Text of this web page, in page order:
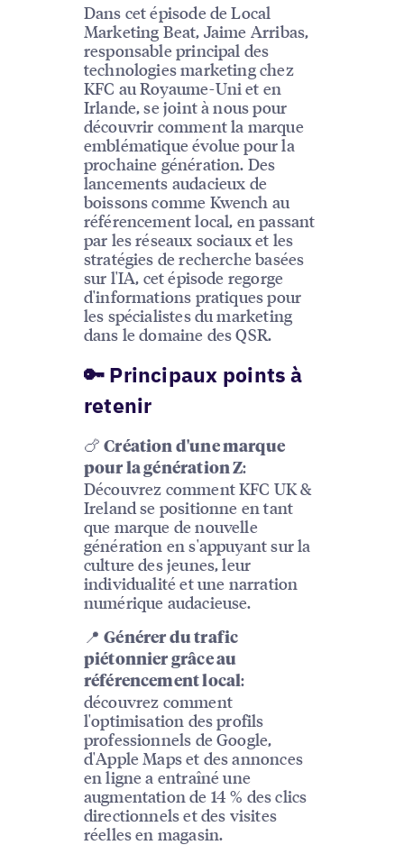
Dans cet épisode de Local
Marketing Beat, Jaime Arribas,
responsable principal des
technologies marketing chez
KFC au Royaume-Uni et en
Irlande, se joint à nous pour
découvrir comment la marque
emblématique évolue pour la
prochaine génération. Des
lancements audacieux de
boissons comme Kwench au
référencement local, en passant
par les réseaux sociaux et les
stratégies de recherche basées
sur l'IA, cet épisode regorge
d'informations pratiques pour
les spécialistes du marketing
dans le domaine des QSR.
🔑 Principaux points à
retenir
🍗Création d'une marque
pour la génération Z:
Découvrez comment KFC UK &
Ireland se positionne en tant
que marque de nouvelle
génération en s'appuyant sur la
culture des jeunes, leur
individualité et une narration
numérique audacieuse.
📍Générer du trafic
piétonnier grâce au
référencement local:
découvrez comment
l'optimisation des profils
professionnels de Google,
d'Apple Maps et des annonces
en ligne a entraîné une
augmentation de 14 % des clics
directionnels et des visites
réelles en magasin.